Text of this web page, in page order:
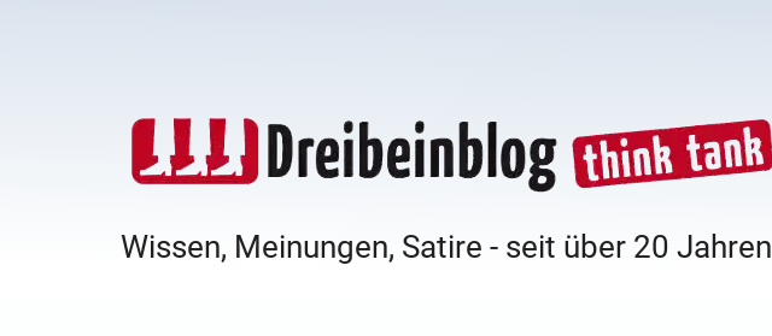
Wissen, Meinungen, Satire - seit über 20 Jahren